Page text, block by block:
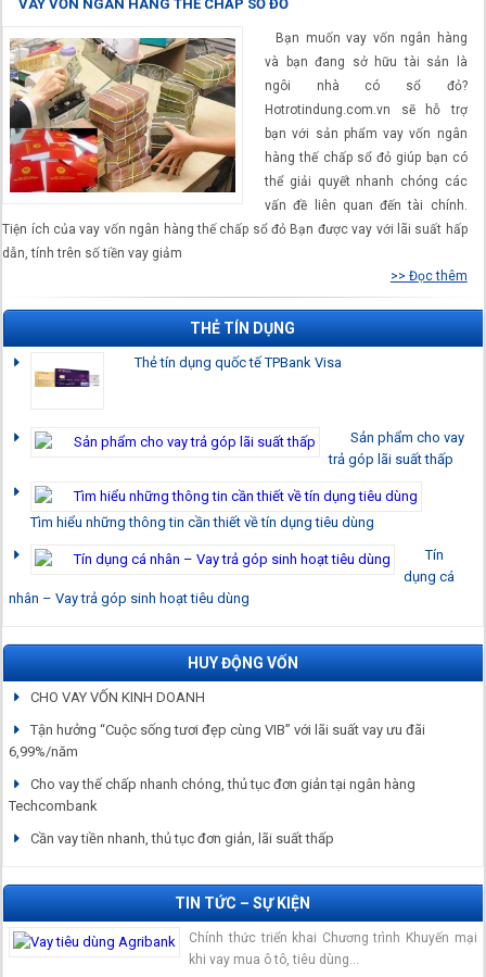
VAY VỐN NGÂN HÀNG THẾ CHẤP SỔ ĐỎ
Bạn muốn vay vốn ngân hàng
và bạn đang sở hữu tài sản là
ngôi nhà có sổ đỏ?
Hotrotindung.com.vn sẽ hỗ trợ
bạn với sản phẩm vay vốn ngân
hàng thế chấp sổ đỏ giúp bạn có
thể giải quyết nhanh chóng các
vấn đề liên quan đến tài chính.
Tiện ích của vay vốn ngân hàng thế chấp sổ đỏ Bạn được vay với lãi suất hấp
dẫn, tính trên số tiền vay giảm
>> Đọc thêm
THẺ TÍN DỤNG
Thẻ tín dụng quốc tế TPBank Visa
Sản phẩm cho vay
trả góp lãi suất thấp
Tìm hiểu những thông tin cần thiết về tín dụng tiêu dùng
Tín
dụng cá
nhân – Vay trả góp sinh hoạt tiêu dùng
HUY ĐỘNG VỐN
CHO VAY VỐN KINH DOANH
Tận hưởng “Cuộc sống tươi đẹp cùng VIB” với lãi suất vay ưu đãi
6,99%/năm
Cho vay thế chấp nhanh chóng, thủ tục đơn giản tại ngân hàng
Techcombank
Cần vay tiền nhanh, thủ tục đơn giản, lãi suất thấp
TIN TỨC – SỰ KIỆN
Chính thức triển khai Chương trình Khuyến mại
khi vay mua ô tô, tiêu dùng…